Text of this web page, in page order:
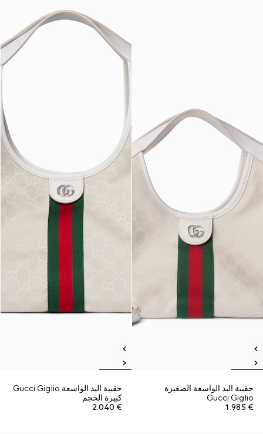
حقيبة اليد الواسعة الصغيرة
Gucci Giglio
€ 1.985
حقيبة اليد الواسعة Gucci Giglio
كبيرة الحجم
€ 2.040